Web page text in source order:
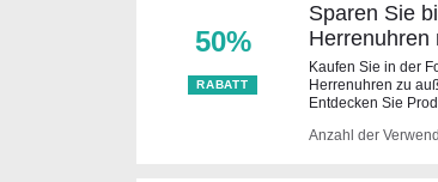
50%
RABATT
Sparen Sie
Herrenuhren
Kaufen Sie in der
Herrenuhren zu
Entdecken Sie
Anzahl der